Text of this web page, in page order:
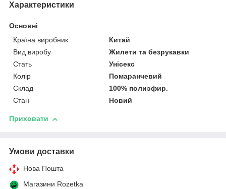
Характеристики
Основні
Країна виробник
Китай
Вид виробу
Жилети та безрукавки
Стать
Унісекс
Колір
Помаранчевий
Склад
100% полиэфир.
Стан
Новий
Приховати
Умови доставки
Нова Пошта
Магазини Rozetka